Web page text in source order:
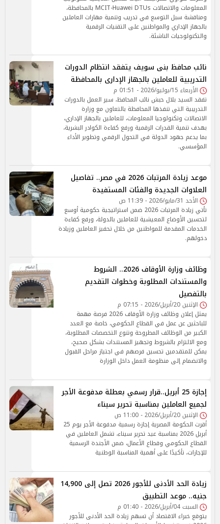
المعلومات والاتصالات MCIT-Huawei DTUs بالمحافظة،
ومناقشة سبل التوسع في تدريب وتنمية مهارات العاملين
بالجهاز الإداري والمواطنين على التقنيات الرقمية
والتكنولوجيات الناشئة.
نائب محافظ بنى سويف يتفقد انتظام الدورات
التدريبية للعاملين بالجهاز الإدارى بالمحافظة
الأربعاء 15/يوليو/2026 - 01:51 م
تفقد السيد بلال حبش نائب المحافظ، سير العمل بالدورات
التدريبية التي تنفذها المحافظة بالتعاون مع وزارة
الاتصالات وتكنولوجيا المعلومات، للعاملين بالجهاز الإداري،
بهدف تنمية القدرات الرقمية ورفع كفاءة الكوادر البشرية،
بما يدعم جهود الدولة في التحول الرقمي وتطوير الأداء
المؤسسي.
موعد زيادة المرتبات 2026 في مصر.. تفاصيل
العلاوات الجديدة والفئات المستفيدة
الأحد 31/مايو/2026 - 11:39 ص
تأتي زيادة المرتبات 2026 ضمن استراتيجية حكومية أوسع
لتحسين الأوضاع المعيشية للعاملين بالدولة، ورفع كفاءة
الخدمات المقدمة للمواطنين من خلال تحفيز العاملين وزيادة
دخولهم.
وظائف وزارة الأوقاف 2026.. الشروط
والمستندات المطلوبة وخطوات التقديم
بالتفصيل
الإثنين 20/أبريل/2026 - 07:15 م
يمثل إعلان وظائف وزارة الأوقاف 2026 فرصة مهمة
للباحثين عن عمل في القطاع الحكومي، خاصة مع العدد
الكبير من الوظائف المطروحة وتنوع التخصصات المطلوبة،
ومع الالتزام بالشروط وتجهيز المستندات بشكل صحيح،
يمكن للمتقدمين تحسين فرصهم في اجتياز مراحل القبول
والانضمام إلى منظومة العمل داخل الوزارة
إجازة 25 أبريل..قرار رسمي بعطلة مدفوعة الأجر
لجميع العاملين بمناسبة تحرير سيناء
الإثنين 20/أبريل/2026 - 11:00 ص
أقرت الحكومة المصرية إجازة رسمية مدفوعة الأجر يوم 25
أبريل 2026 بمناسبة عيد تحرير سيناء، تشمل العاملين في
القطاع الحكومي وقطاع الأعمال، ضمن الأجندة الرسمية
للإجازات، تأكيدًا على أهمية المناسبة الوطنية
زيادة الحد الأدنى للأجور 2026 تصل إلى 14,900
جنيه.. موعد التطبيق
السبت 04/أبريل/2026 - 01:40 م
يتوقع خبراء الاقتصاد أن تسهم زيادة الحد الأدنى للأجور